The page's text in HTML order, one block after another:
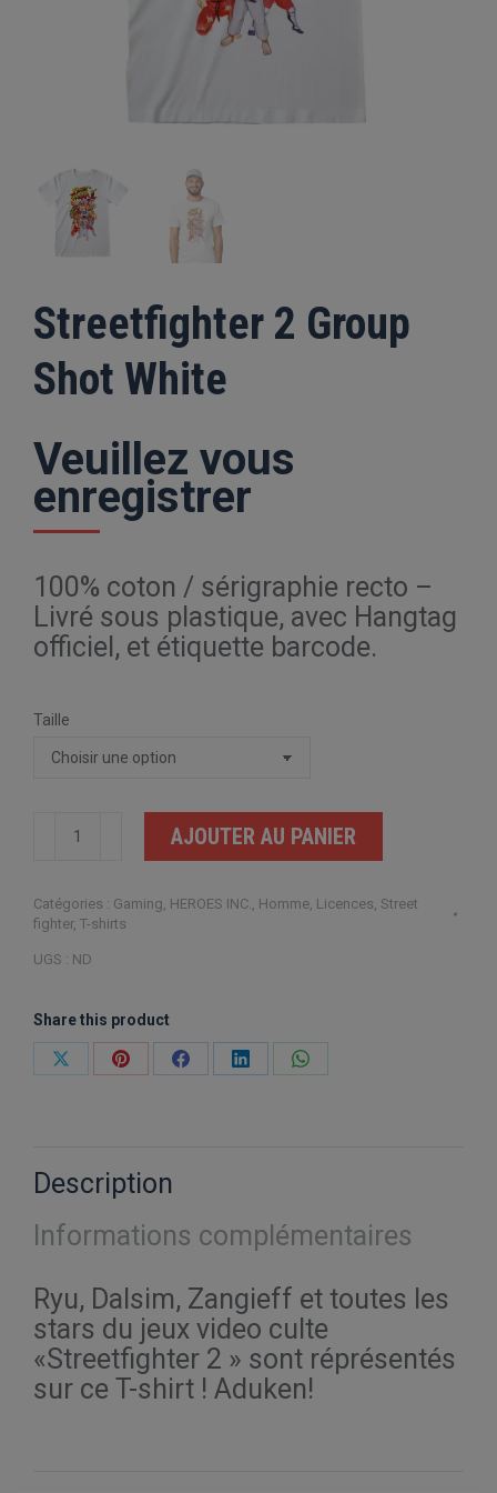
Streetfighter 2 Group
Shot White
Veuillez vous
enregistrer
100% coton / sérigraphie recto –
Livré sous plastique, avec Hangtag
officiel, et étiquette barcode.
Taille
quantité
2
Shot
White
AJOUTER AU PANIER
Catégories : Gaming HEROES INC. Homme Licences Street
fighter, T-shirts
UGS : ND
Share this product
PartagerPartagerPartagerPartagerPartager
Description
Informations complémentaires
Ryu, Dalsim, Zangieff et toutes les
stars du jeux video culte
«Streetfighter 2 » sont réprésentés
sur ce T-shirt ! Aduken!